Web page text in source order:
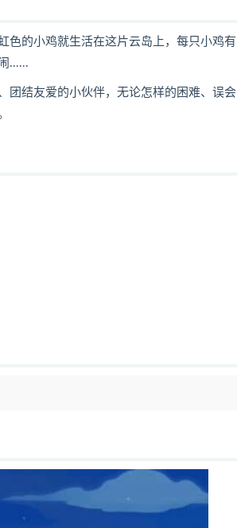
色的小鸡就生活在这片云岛上，每只小鸡有
......
团结友爱的小伙伴，无论怎样的困难、误会